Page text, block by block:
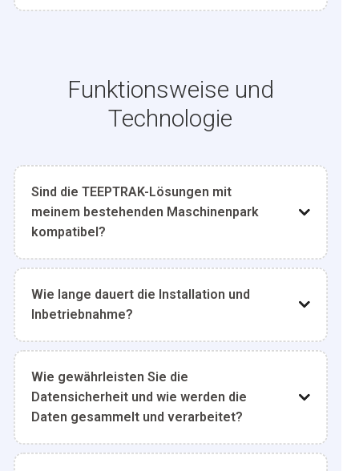
Funktionsweise und
Technologie
Sind die TEEPTRAK-Lösungen mit
meinem bestehenden Maschinenpark
kompatibel?
Wie lange dauert die Installation und
Inbetriebnahme?
Wie gewährleisten Sie die
Datensicherheit und wie werden die
Daten gesammelt und verarbeitet?